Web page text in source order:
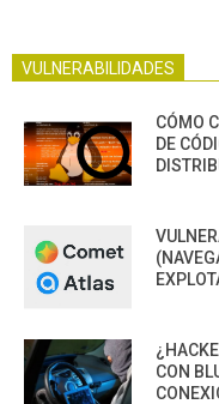
VULNERABILIDADES
CÓMO
DE
CON